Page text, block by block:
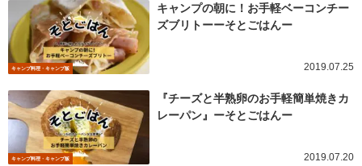
キャンプ料理・キャンプ飯
キャンプの朝に！お手軽ベーコンチー
ズブリトーーそとごはんー
2019.07.25
キャンプ料理・キャンプ飯
『チーズと半熟卵のお手軽簡単焼きカ
レーパン』ーそとごはんー
2019.07.20